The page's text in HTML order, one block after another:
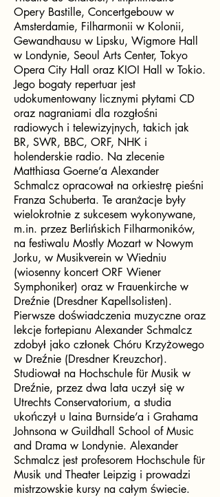
Opery Bastille, Concertgebouw w
Amsterdamie, Filharmonii w Kolonii,
Gewandhausu w Lipsku, Wigmore Hall
w Londynie, Seoul Arts Center, Tokyo
Opera City Hall oraz KIOI Hall w Tokio.
Jego bogaty repertuar jest
udokumentowany licznymi płytami CD
oraz nagraniami dla rozgłośni
radiowych i telewizyjnych, takich jak
BR, SWR, BBC, ORF, NHK i
holenderskie radio. Na zlecenie
Matthiasa Goerne’a Alexander
Schmalcz opracował na orkiestrę pieśni
Franza Schuberta. Te aranżacje były
wielokrotnie z sukcesem wykonywane,
m.in. przez Berlińskich Filharmoników,
na festiwalu Mostly Mozart w Nowym
Jorku, w Musikverein w Wiedniu
(wiosenny koncert ORF Wiener
Symphoniker) oraz w Frauenkirche w
Dreźnie (Dresdner Kapellsolisten).
Pierwsze doświadczenia muzyczne oraz
lekcje fortepianu Alexander Schmalcz
zdobył jako członek Chóru Krzyżowego
w Dreźnie (Dresdner Kreuzchor).
Studiował na Hochschule für Musik w
Dreźnie, przez dwa lata uczył się w
Utrechts Conservatorium, a studia
ukończył u Iaina Burnside’a i Grahama
Johnsona w Guildhall School of Music
and Drama w Londynie. Alexander
Schmalcz jest profesorem Hochschule für
Musik und Theater Leipzig i prowadzi
mistrzowskie kursy na całym świecie.